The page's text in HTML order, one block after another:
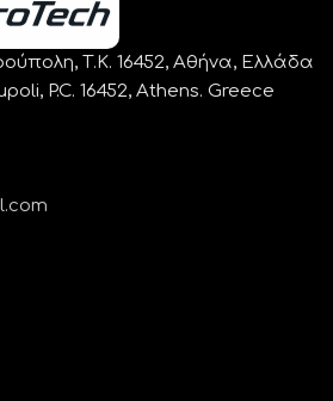
Τ.Κ. 16452, Αθήνα, Ελλάδα
P.C. 16452, Athens. Greece